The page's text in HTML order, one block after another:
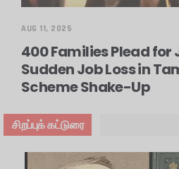
AUG 11, 2025
400 Families Plead
Sudden Job Loss in
Scheme Shake-Up
சிறப்புக் கட்டுரை